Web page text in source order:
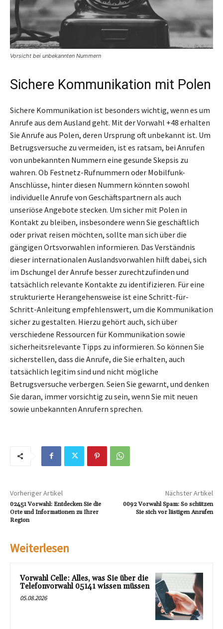
Vorsicht bei unbekannten Nummern
Sichere Kommunikation mit Polen
Sichere Kommunikation ist besonders wichtig, wenn es um
Anrufe aus dem Ausland geht. Mit der Vorwahl +48 erhalten
Sie Anrufe aus Polen, deren Ursprung oft unbekannt ist. Um
Betrugsversuche zu vermeiden, ist es ratsam, bei Anrufen
von unbekannten Nummern eine gesunde Skepsis zu
wahren. Ob Festnetz-Rufnummern oder Mobilfunk-
Anschlüsse, hinter diesen Nummern könnten sowohl
individuelle Anrufe von Geschäftspartnern als auch
unseriöse Angebote stecken. Um sicher mit Polen in
Kontakt zu bleiben, insbesondere wenn Sie geschäftlich
oder privat reisen möchten, sollte man sich über die
gängigen Ortsvorwahlen informieren. Das Verständnis
dieser internationalen Auslandsvorwahlen hilft dabei, sich
im Dschungel der Anrufe besser zurechtzufinden und
tatsächlich relevante Kontakte zu identifizieren. Für eine
strukturierte Herangehensweise ist eine Schritt-für-
Schritt-Anleitung empfehlenswert, um die Kommunikation
sicher zu gestalten. Hierzu gehört auch, sich über
verschiedene Ressourcen für Kommunikation sowie
sicherheitsrelevante Tipps zu informieren. So können Sie
sicherstellen, dass die Anrufe, die Sie erhalten, auch
tatsächlich legitim sind und nicht mögliche
Betrugsversuche verbergen. Seien Sie gewarnt, und denken
Sie daran, immer vorsichtig zu sein, wenn Sie mit neuen
sowie unbekannten Anrufern sprechen.
Vorheriger Artikel
02451 Vorwahl: Entdecken Sie die
Orte und Informationen zu Ihrer
Region
Nächster Artikel
0092 Vorwahl Spam: So schützen
Sie sich vor lästigen Anrufen
Weiterlesen
Vorwahl Celle: Alles, was Sie über die
Telefonvorwahl 05141 wissen müssen
05.08.2026